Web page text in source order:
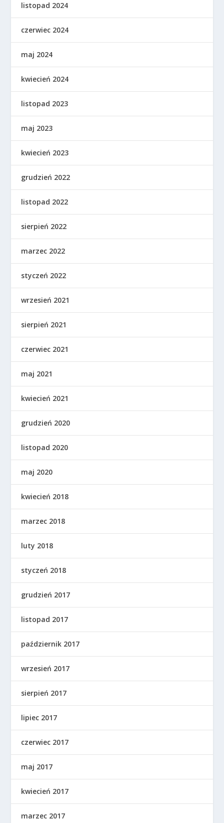
listopad 2024
czerwiec 2024
maj 2024
kwiecień 2024
listopad 2023
maj 2023
kwiecień 2023
grudzień 2022
listopad 2022
sierpień 2022
marzec 2022
styczeń 2022
wrzesień 2021
sierpień 2021
czerwiec 2021
maj 2021
kwiecień 2021
grudzień 2020
listopad 2020
maj 2020
kwiecień 2018
marzec 2018
luty 2018
styczeń 2018
grudzień 2017
listopad 2017
październik 2017
wrzesień 2017
sierpień 2017
lipiec 2017
czerwiec 2017
maj 2017
kwiecień 2017
marzec 2017